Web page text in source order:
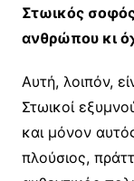
Στωικός
ανθρώπου κι
Αυτή, λοιπόν,
Στωικοί
και μόνον
πλούσιος,